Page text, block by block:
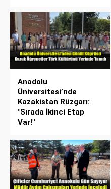
Anadolu
Üniversitesi’nde
Kazakistan Rüzgarı:
"Sırada İkinci Etap
Var!"